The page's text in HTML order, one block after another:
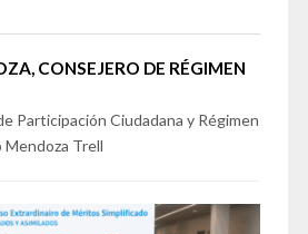
CONSEJERO DE RÉGIMEN
Participación Ciudadana y Régimen
Trell